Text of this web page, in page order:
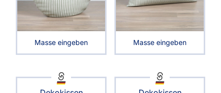
Masse eingeben Masse eingeben